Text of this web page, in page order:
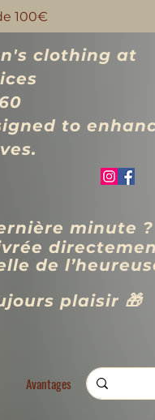
clothing at
to
minute ?
de
plaisir 🎁
Avantages
100€